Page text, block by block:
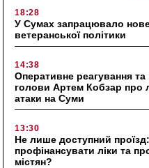
18:28
У Сумах запрацювало
ветеранської політики
14:38
Оперативне реагування
голови Артем Кобзар про
атаки на Суми
13:30
Не лише доступний
профінансувати ліки та
містян?